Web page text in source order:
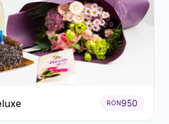
RON950